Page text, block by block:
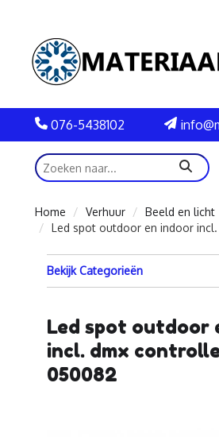
076-5438102
zoeken
Home
Verhuur
Beeld en licht
Led spot outdoor en indoor
Bekijk Categorieën
Led spot outdoor
incl. dmx
050082